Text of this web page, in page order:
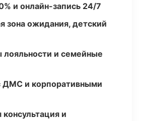
и онлайн-запись 24/7
зона ожидания, детский
и семейные
ДМС и корпоративными
консультация и